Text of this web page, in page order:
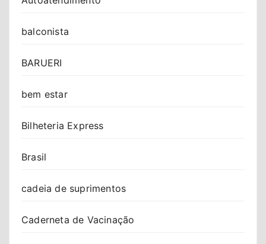
balconista
BARUERI
bem estar
Bilheteria Express
Brasil
cadeia de suprimentos
Caderneta de Vacinação